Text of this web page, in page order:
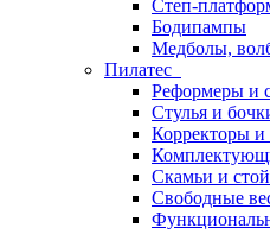
Степ-
Бодипампы
Медболы,
Пилатес
Реформеры и
Стулья и
Корректоры и
Скамьи и
Свободные